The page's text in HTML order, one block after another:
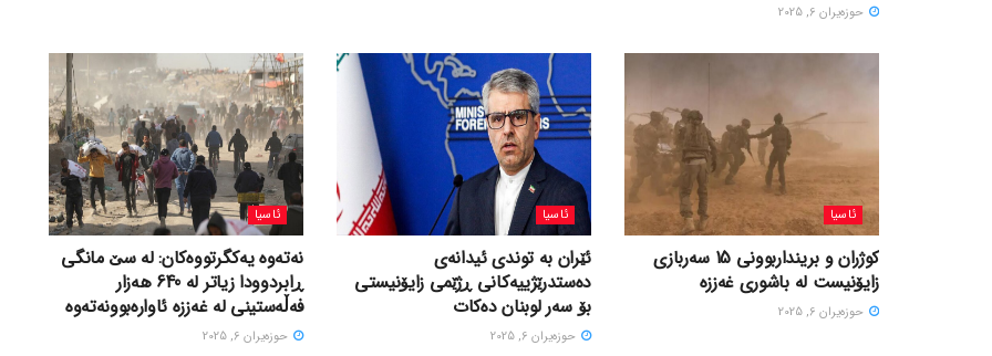
حوزه‌یران 6, 2025
ئاسیا
کوژران و برینداربوونی 15 سەربازی
زایۆنیست لە باشوری غەززە
حوزه‌یران 6, 2025
ئاسیا
ئێران بە توندی ئیدانەی
دەستدرێژییەکانی ڕژێمی زایۆنیستی
بۆ سەر لوبنان دەکات
حوزه‌یران 6, 2025
ئاسیا
نەتەوە یەکگرتووەکان: لە سێ مانگی
ڕابردوودا زیاتر لە 640 هەزار
فەڵەستینی لە غەززە ئاوارەبوونەتەوە
حوزه‌یران 6, 2025